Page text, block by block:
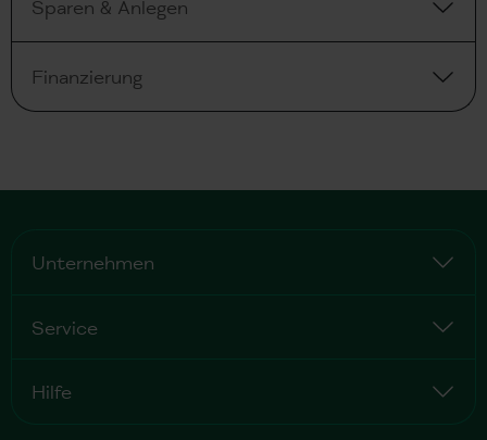
Sparen & Anlegen
Finanzierung
Unternehmen
Service
Hilfe